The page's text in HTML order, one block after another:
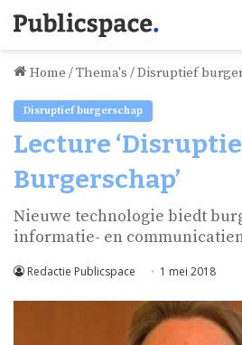
Home /Thema's /Disruptief
Disruptief burgerschap
Lecture
Burgerschap’
Nieuwe technologie biedt
informatie- en
Redactie Publicspace 1 mei 2018